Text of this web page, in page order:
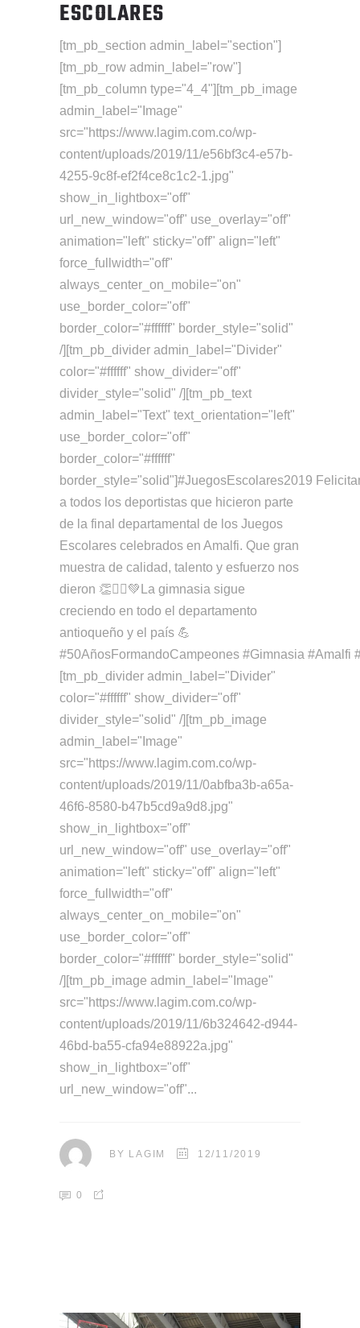
ESCOLARES
[tm_pb_section admin_label="section"]
[tm_pb_row admin_label="row"]
[tm_pb_column type="4_4"][tm_pb_image
admin_label="Image"
src="https://www.lagim.com.co/wp-
content/uploads/2019/11/e56bf3c4-e57b-
4255-9c8f-ef2f4ce8c1c2-1.jpg"
show_in_lightbox="off"
url_new_window="off" use_overlay="off"
animation="left" sticky="off" align="left"
force_fullwidth="off"
always_center_on_mobile="on"
use_border_color="off"
border_color="#ffffff" border_style="solid"
/][tm_pb_divider admin_label="Divider"
color="#ffffff" show_divider="off"
divider_style="solid" /][tm_pb_text
admin_label="Text" text_orientation="left"
use_border_color="off"
border_color="#ffffff"
border_style="solid"]#JuegosEscolares2019
a todos los deportistas que hicieron parte
de la final departamental de los Juegos
Escolares celebrados en Amalfi. Que gran
muestra de calidad, talento y esfuerzo nos
dieron 👏🤸‍♀️💚La gimnasia sigue
creciendo en todo el departamento
antioqueño y el país 💪
#50AñosFormandoCampeones #Gimnasia #Amalfi
[tm_pb_divider admin_label="Divider"
color="#ffffff" show_divider="off"
divider_style="solid" /][tm_pb_image
admin_label="Image"
src="https://www.lagim.com.co/wp-
content/uploads/2019/11/0abfba3b-a65a-
46f6-8580-b47b5cd9a9d8.jpg"
show_in_lightbox="off"
url_new_window="off" use_overlay="off"
animation="left" sticky="off" align="left"
force_fullwidth="off"
always_center_on_mobile="on"
use_border_color="off"
border_color="#ffffff" border_style="solid"
/][tm_pb_image admin_label="Image"
src="https://www.lagim.com.co/wp-
content/uploads/2019/11/6b324642-d944-
46bd-ba55-cfa94e88922a.jpg"
show_in_lightbox="off"
url_new_window="off"
BY LAGIM 12/11/2019
0